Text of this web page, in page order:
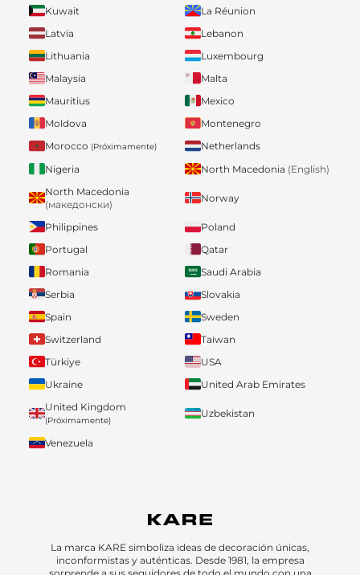
Kuwait
La Réunion
Latvia
Lebanon
Lithuania
Luxembourg
Malaysia
Malta
Mauritius
Mexico
Moldova
Montenegro
Morocco (Próximamente)
Netherlands
Nigeria
North Macedonia (English)
North Macedonia
(македонски)
Norway
Philippines
Poland
Portugal
Qatar
Romania
Saudi Arabia
Serbia
Slovakia
Spain
Sweden
Switzerland
Taiwan
Türkiye
USA
Ukraine
United Arab Emirates
United Kingdom
(Próximamente)
Uzbekistan
Venezuela
La marca KARE simboliza ideas de decoración únicas,
inconformistas y auténticas. Desde 1981, la empresa